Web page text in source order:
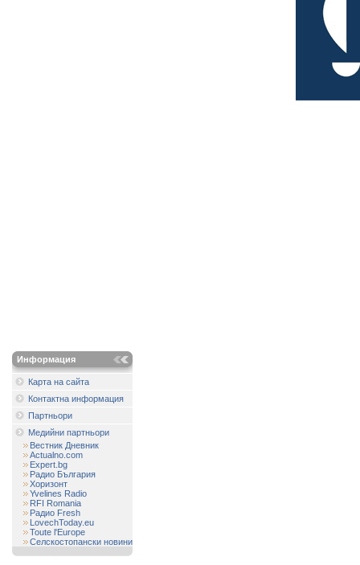
Информация
Карта на сайта
Контактна информация
Партньори
Медийни партньори
Вестник Дневник
Actualno.com
Expert.bg
Радио България
Хоризонт
Yvelines Radio
RFI Romania
Радио Fresh
LovechToday.eu
Toute l'Europe
Селскостопански новини